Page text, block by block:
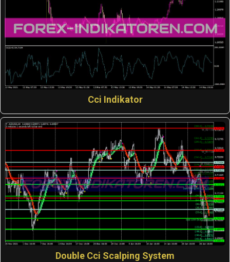
Cci Indikator
Double Cci Scalping System